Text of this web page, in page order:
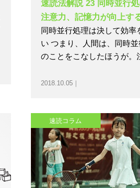
速読法解説 23 同時並行
注意力、記憶力が向上す
同時並行処理は決して効率
い つまり、人間は、同時
のことをこなしたほうが
2018.10.05｜
速読コラム